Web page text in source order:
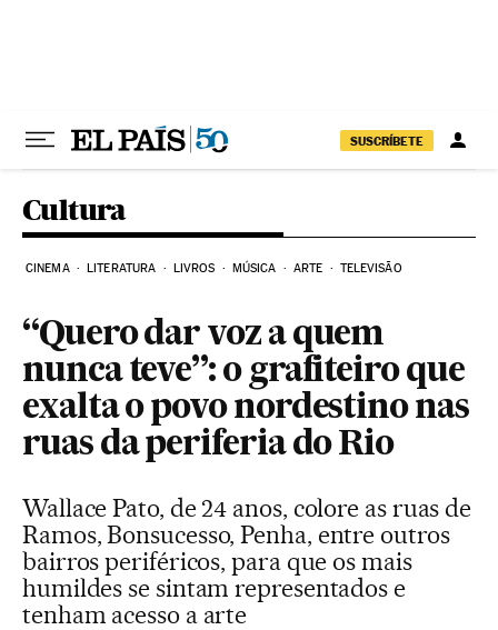
SUSCRÍBETE
Cultura
CINEMA LITERATURA LIVROS MÚSICA ARTE TELEVISÃO
“Quero dar voz a quem
nunca teve”: o grafiteiro que
exalta o povo nordestino nas
ruas da periferia do Rio
Wallace Pato, de 24 anos, colore as ruas de
Ramos, Bonsucesso, Penha, entre outros
bairros periféricos, para que os mais
humildes se sintam representados e
tenham acesso a arte